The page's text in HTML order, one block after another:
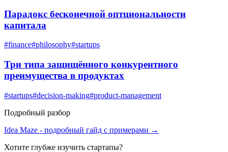
Парадокс бесконечной оптциональности
капитала
#finance#philosophy#startups
Три типа защищённого конкурентного
преимущества в продуктах
#startups#decision-making#product-management
Подробный разбор
Idea Maze - подробный гайд с примерами →
Хотите глубже изучить стартапы?